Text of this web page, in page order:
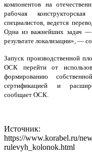
компонентов на
рабочая
специалистов, ведется
Одна из важнейших задач —
результате локализации», —
Запуск производственной
ОСК перейти от
формированию
сертификацией и
сообщает ОСК.
Источник:
https://www.korabel.ru/
rulevyh_kolonok.html